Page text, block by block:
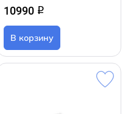
10990 q
В корзину